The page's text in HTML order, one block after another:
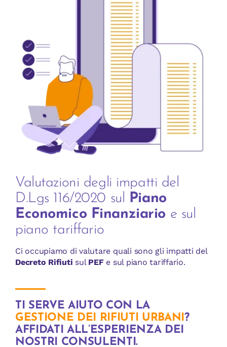
Valutazioni degli impatti del
D.Lgs 116/2020 sul Piano
Economico Finanziario e sul
piano tariffario
Ci occupiamo di valutare quali sono gli impatti del
Decreto Rifiuti sul PEFe sul piano tariffario.
TI SERVE AIUTO CON LA
GESTIONE DEI RIFIUTI URBANI?
AFFIDATI ALL’ESPERIENZA DEI
NOSTRI CONSULENTI.